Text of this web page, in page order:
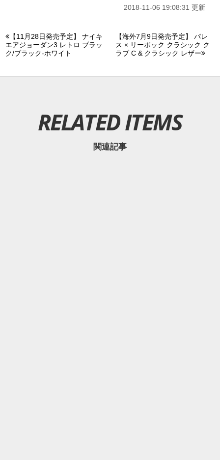
2018-11-06 19:08:31 更新
【11月28日発売予定】 ナイキ
エアジョーダン3 レトロ ブラッ
ク/ブラック-ホワイト
【海外7月9日発売予定】 パレ
ス × リーボック クラシック ク
ラブ C & クラシック レザー
RELATED ITEMS
関連記事